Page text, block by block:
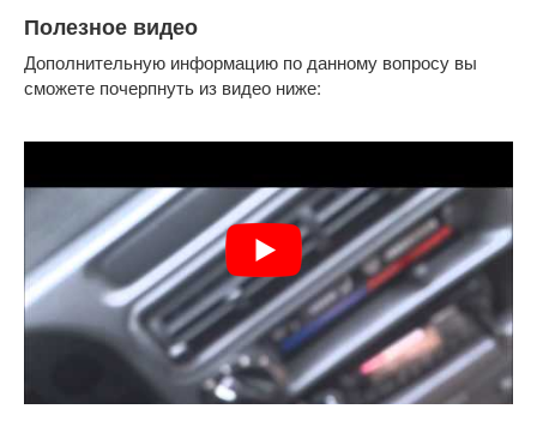
Полезное видео
Дополнительную информацию по данному вопросу вы
сможете почерпнуть из видео ниже: